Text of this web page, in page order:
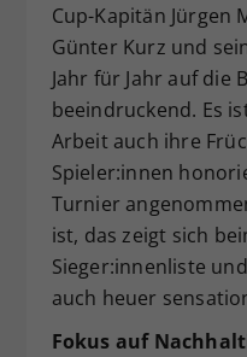
Cup-Kapitän Jürgen
Günter Kurz und
Jahr für Jahr auf die
beeindruckend. Es
Arbeit auch ihre
Spieler:innen
Turnier
ist, das zeigt sich
Sieger:innenliste
auch heuer
Fokus auf